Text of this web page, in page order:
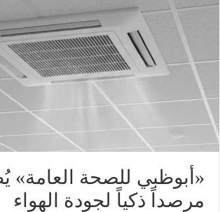
«أبوظبي للصحة العامة»
مرصداً ذكياً لجودة الهواء